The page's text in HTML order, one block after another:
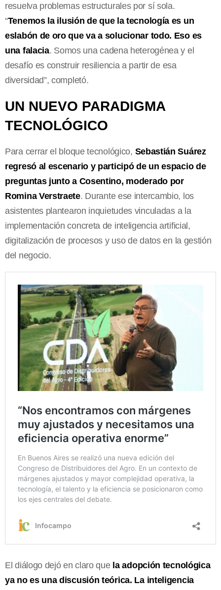
resuelva problemas estructurales por sí sola.
“Tenemos la ilusión de que la tecnología es un
eslabón de oro que va a solucionar todo. Eso es
una falacia. Somos una cadena heterogénea y el
desafío es construir resiliencia a partir de esa
diversidad”, completó.
UN NUEVO PARADIGMA
TECNOLÓGICO
Para cerrar el bloque tecnológico, Sebastián Suárez
regresó al escenario y participó de un espacio de
preguntas junto a Cosentino, moderado por
Romina Verstraete. Durante ese intercambio, los
asistentes plantearon inquietudes vinculadas a la
implementación concreta de inteligencia artificial,
digitalización de procesos y uso de datos en la gestión
del negocio.
El diálogo dejó en claro que la adopción tecnológica
ya no es una discusión teórica. La inteligencia